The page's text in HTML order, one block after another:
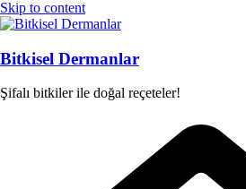
Skip to content
Bitkisel Dermanlar
Şifalı bitkiler ile doğal reçeteler!